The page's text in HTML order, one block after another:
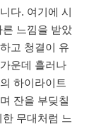
다. 여기에 시
느낌을 받았
고 청결이 유
운데 흘러나
하이라이트
잔을 부딪칠
무대처럼 느